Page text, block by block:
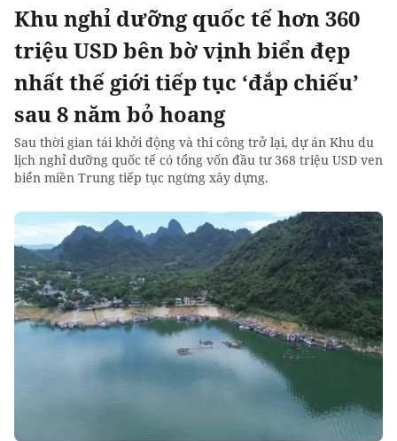
Khu nghỉ dưỡng quốc tế hơn 360
triệu USD bên bờ vịnh biển đẹp
nhất thế giới tiếp tục ‘đắp chiếu’
sau 8 năm bỏ hoang
Sau thời gian tái khởi động và thi công trở lại, dự án Khu du
lịch nghỉ dưỡng quốc tế có tổng vốn đầu tư 368 triệu USD ven
biển miền Trung tiếp tục ngừng xây dựng.